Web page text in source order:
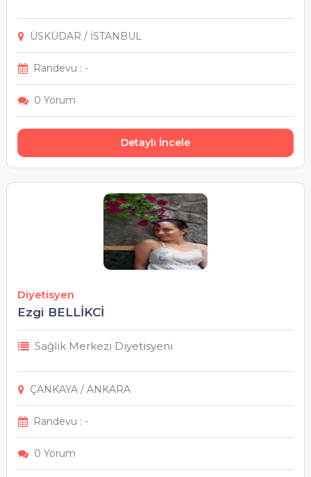
ÜSKÜDAR / İSTANBUL
Randevu : -
0 Yorum
Detaylı İncele
Diyetisyen
Ezgi BELLİKCİ
Sağlık Merkezi Diyetisyeni
ÇANKAYA / ANKARA
Randevu : -
0 Yorum